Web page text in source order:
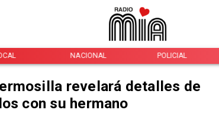
NACIONAL POLICIAL
revelará detalles de
con su hermano